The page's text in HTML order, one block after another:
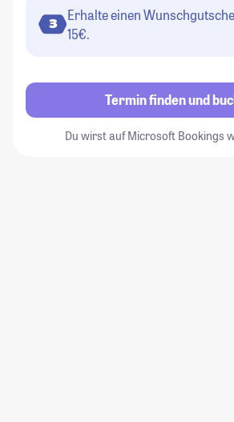
3
Erhalte einen
15€.
Termin finden und
Du wirst auf Microsoft Bookings